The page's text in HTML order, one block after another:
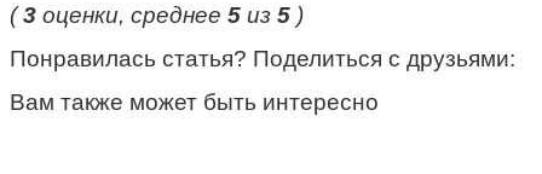
(3 оценки, среднее 5 из 5 )
Понравилась статья? Поделиться с друзьями:
Вам также может быть интересно